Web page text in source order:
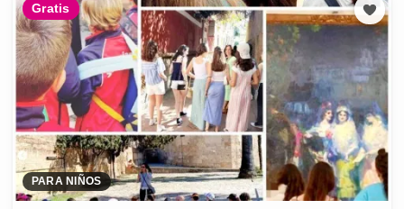
Gratis
PARA NIÑOS